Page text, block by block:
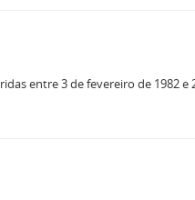
entre 3 de fevereiro de 1982 e